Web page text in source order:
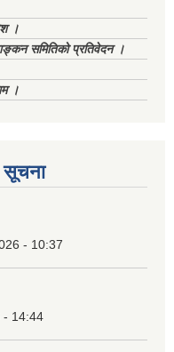
।
समितिको प्रतिवेदन ।
।
सूचना
- 10:37
- 14:44